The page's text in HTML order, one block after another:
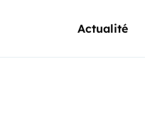
Actualité